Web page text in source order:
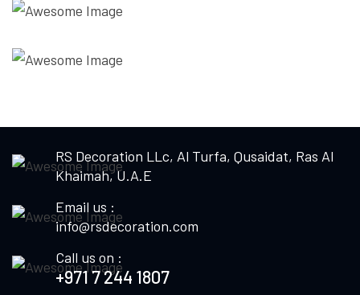
RS Decoration LLc, Al Turfa, Qusaidat, Ras Al
Khaimah, U.A.E
Email us :
info@rsdecoration.com
Call us on :
+971 7 244 1807